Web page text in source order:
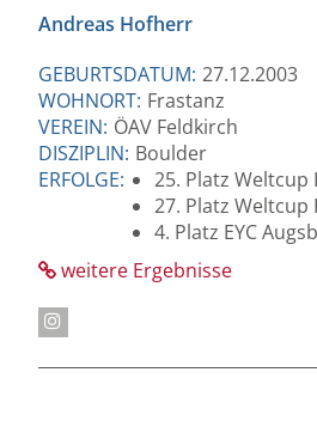
Andreas Hofherr
GEBURTSDATUM: 27.12.2003
WOHNORT: Frastanz
VEREIN: ÖAV Feldkirch
DISZIPLIN: Boulder
ERFOLGE:
25. Platz Weltcup
27. Platz Weltcup
4. Platz EYC
weitere Ergebnisse